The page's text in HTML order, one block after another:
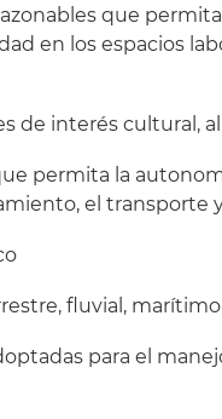
que
en los espacios
de interés cultural,
permita la
el transporte
fluvial,
para el